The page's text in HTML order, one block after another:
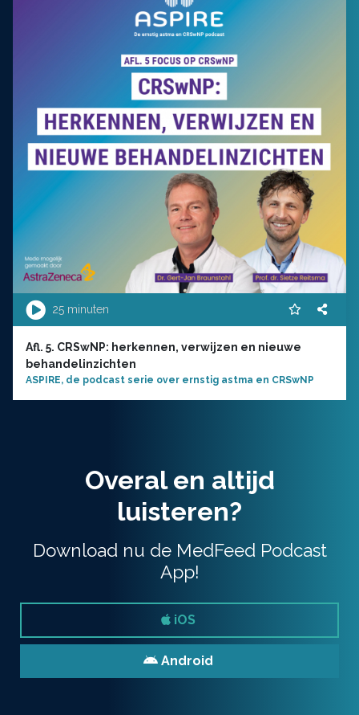
25 minuten
Afl. 5. CRSwNP: herkennen, verwijzen en nieuwe
behandelinzichten
ASPIRE, de podcast serie over ernstig astma en CRSwNP
Overal en altijd
luisteren?
Download nu de MedFeed Podcast
App!
iOS
Android